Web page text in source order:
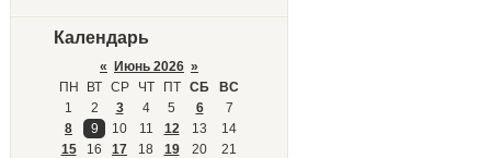
Календарь
« Июнь 2026 »
ПН
ВТ СР ЧТ ПТ СБ
ВС
1
2 3 4 5 6
7
8
9 10 11 12 13
14
15
16 17 18 19 20
21